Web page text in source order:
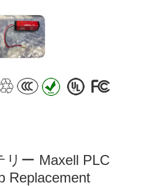
リー Maxell PLC
Replacement